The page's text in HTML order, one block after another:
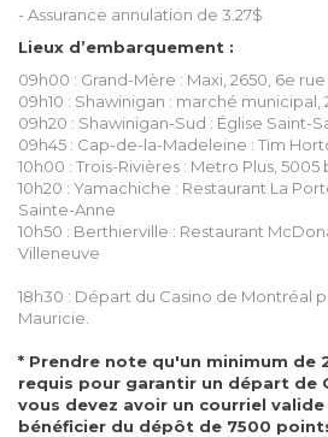
- Assurance annulation de 3.27$
Lieux d’embarquement :
09h00 : Grand-Mère : Maxi, 2650, 6e
09h10 : Shawinigan : marché
09h20 : Shawinigan-Sud : Église Saint-
09h45 : Cap-de-la-Madeleine : Tim
10h00 : Trois-Rivières : Metro Plus, 5005
10h20 : Yamachiche : Restaurant La
Sainte-Anne
10h50 : Berthierville : Restaurant
Villeneuve
18h30 : Départ du Casino de Montréal
Mauricie.
* Prendre note qu'un minimum de
requis pour garantir un départ de
vous devez avoir un courriel
bénéficier du dépôt de 7500